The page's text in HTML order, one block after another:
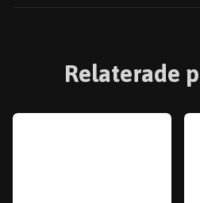
Relaterade